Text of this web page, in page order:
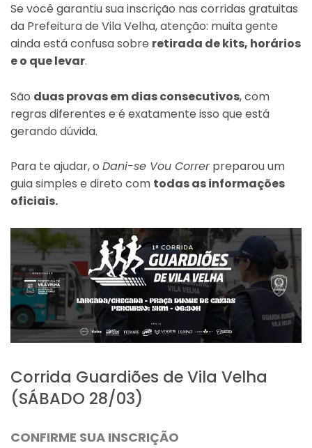
Se você garantiu sua inscrição nas corridas gratuitas
da Prefeitura de Vila Velha, atenção: muita gente
ainda está confusa sobre retirada de kits, horários
e o que levar.
São duas provas em dias consecutivos, com
regras diferentes e é exatamente isso que está
gerando dúvida.
Para te ajudar, o Dani-se Vou Correrpreparou um
guia simples e direto com todas as informações
oficiais.
Corrida Guardiões de Vila Velha
(SÁBADO 28/03)
CONFIRME SUA INSCRIÇÃO